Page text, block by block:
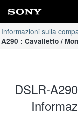
Informazioni sulla
A290 : Cavalletto /
DSLR-